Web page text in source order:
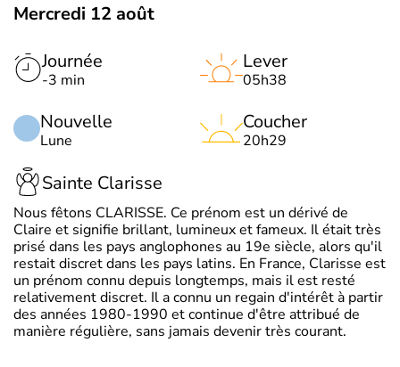
Mercredi 12 août
Journée
-3 min
Nouvelle
Lune
Lever
05h38
Coucher
20h29
Sainte Clarisse
Nous fêtons CLARISSE. Ce prénom est un dérivé de
Claire et signifie brillant, lumineux et fameux. Il était très
prisé dans les pays anglophones au 19e siècle, alors qu'il
restait discret dans les pays latins. En France, Clarisse est
un prénom connu depuis longtemps, mais il est resté
relativement discret. Il a connu un regain d'intérêt à partir
des années 1980-1990 et continue d'être attribué de
manière régulière, sans jamais devenir très courant.